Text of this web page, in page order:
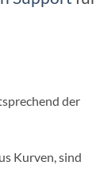
der
Kurven, sind